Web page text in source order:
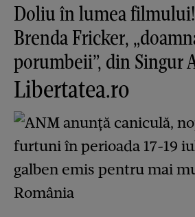
Doliu în lumea
Brenda Fricker,
porumbeii”, din Singur
Libertatea.ro